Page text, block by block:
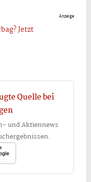
Anzeige
Jetzt
Quelle bei
und Aktiennews